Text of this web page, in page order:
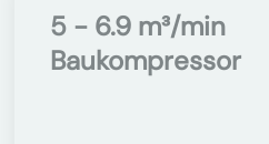
5 - 6.9 m³/min
Baukompressor